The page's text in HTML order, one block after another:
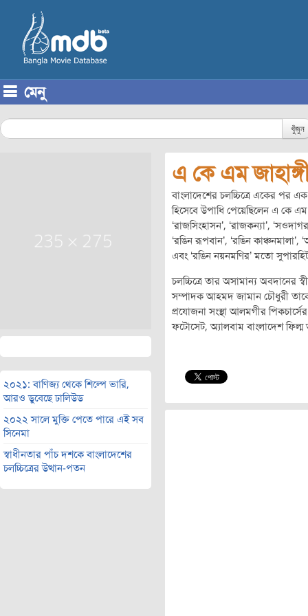
মেনু
খুঁজুন
২০২১: বাণিজ্য থেকে শিল্পে ভারি,
আরও ডুবেছে ঢালিউড
২০২২ সালে মুক্তি পেতে পারে এই সব
সিনেমা
স্বাধীনতার পাঁচ দশকে বাংলাদেশের
চলচ্চিত্রের উত্থান-পতন
এ কে এম
বাংলাদেশের চলচ্চিত্রে একের পর
হিসেবে উপাধি পেয়েছিলেন এ কে এম
‘রাজসিংহাসন’, ‘রাজকন্যা’,
‘রঙিন রূপবান’, ‘রঙিন কাঞ্চনমালা’,
এবং ‘রঙিন নয়নমণির’ মতো
চলচ্চিত্রে তার অসামান্য অবদানের
সম্পাদক আহমদ জামান চৌধুরী
প্রযোজনা সংস্থা আলমগীর পিকচার্সের
ফটোসেট, অ্যালবাম বাংলাদেশ